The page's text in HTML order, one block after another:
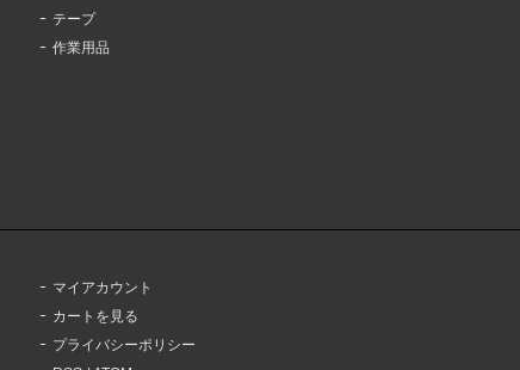
テープ
作業用品
マイアカウント
カートを見る
プライバシーポリシー